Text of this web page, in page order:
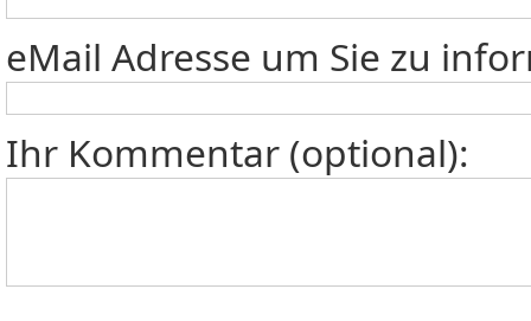
eMail Adresse um Sie zu
Ihr Kommentar (optional):